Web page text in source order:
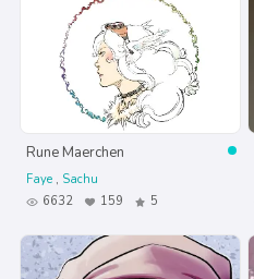
Rune Maerchen
Faye
Sachu
6632
159 5